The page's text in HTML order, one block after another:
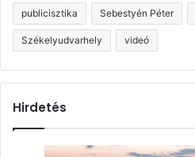
publicisztika Sebestyén Péter
Székelyudvarhely videó
Hirdetés